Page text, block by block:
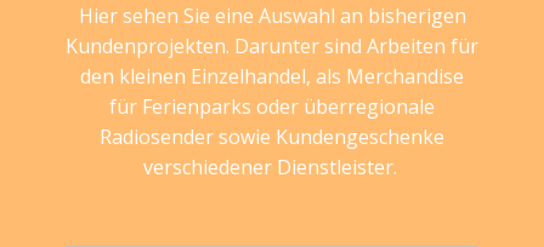
Hier sehen Sie eine Auswahl an bisherigen
Kundenprojekten. Darunter sind Arbeiten für
den kleinen Einzelhandel, als Merchandise
für Ferienparks oder überregionale
Radiosender sowie Kundengeschenke
verschiedener Dienstleister.